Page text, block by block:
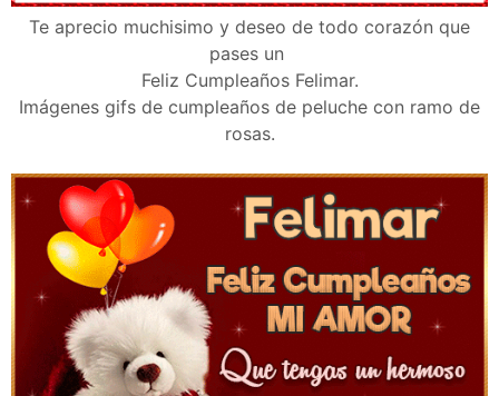
Te aprecio muchisimo y deseo de todo corazón que
pases un
Feliz Cumpleaños Felimar.
Imágenes gifs de cumpleaños de peluche con ramo de
rosas.